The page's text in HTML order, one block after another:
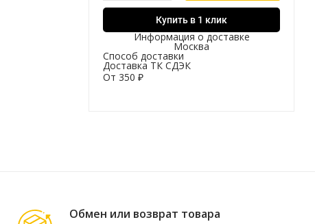
Купить в 1 клик
Информация о доставке
Москва
Способ доставки
Доставка ТК СДЭК
От 350 ₽
Обмен или возврат товара